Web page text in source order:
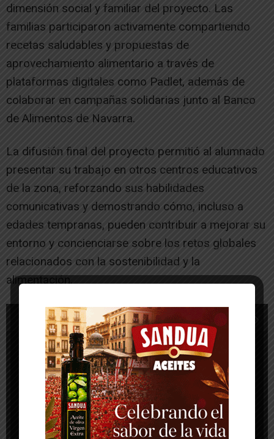
dimensión social y familiar del proyecto. Las
familias participaron activamente compartiendo
recetas saludables y propuestas de
aprovechamiento alimentario a través de
plataformas digitales como Padlet, además de
colaborar en campañas solidarias junto al Banco
de Alimentos de Navarra.
La difusión final del proyecto permitió al alumnado
presentar su trabajo en otros centros educativos
de la zona, reforzando sus habilidades
comunicativas y demostrando cómo, incluso a
edades tempranas, pueden contribuir a mejorar su
entorno y concienciarse sobre los retos globales
relacionados con la sostenibilidad y la
alimentación.